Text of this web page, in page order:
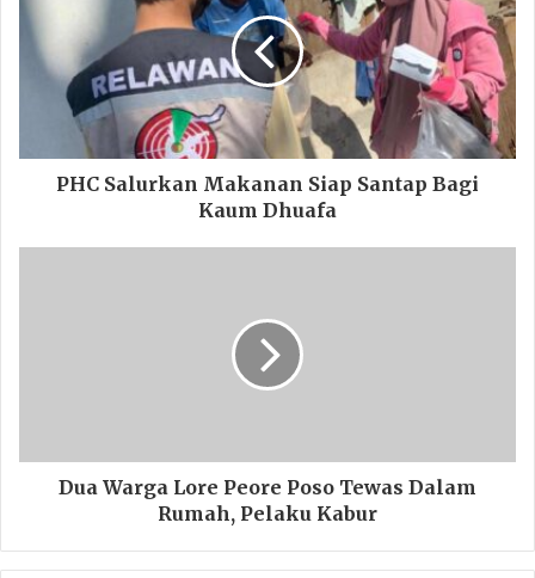
PHC Salurkan Makanan Siap Santap Bagi
Kaum Dhuafa
Dua Warga Lore Peore Poso Tewas Dalam
Rumah, Pelaku Kabur